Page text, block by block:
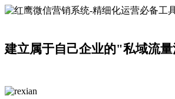
建立属于自己企业的"私域流